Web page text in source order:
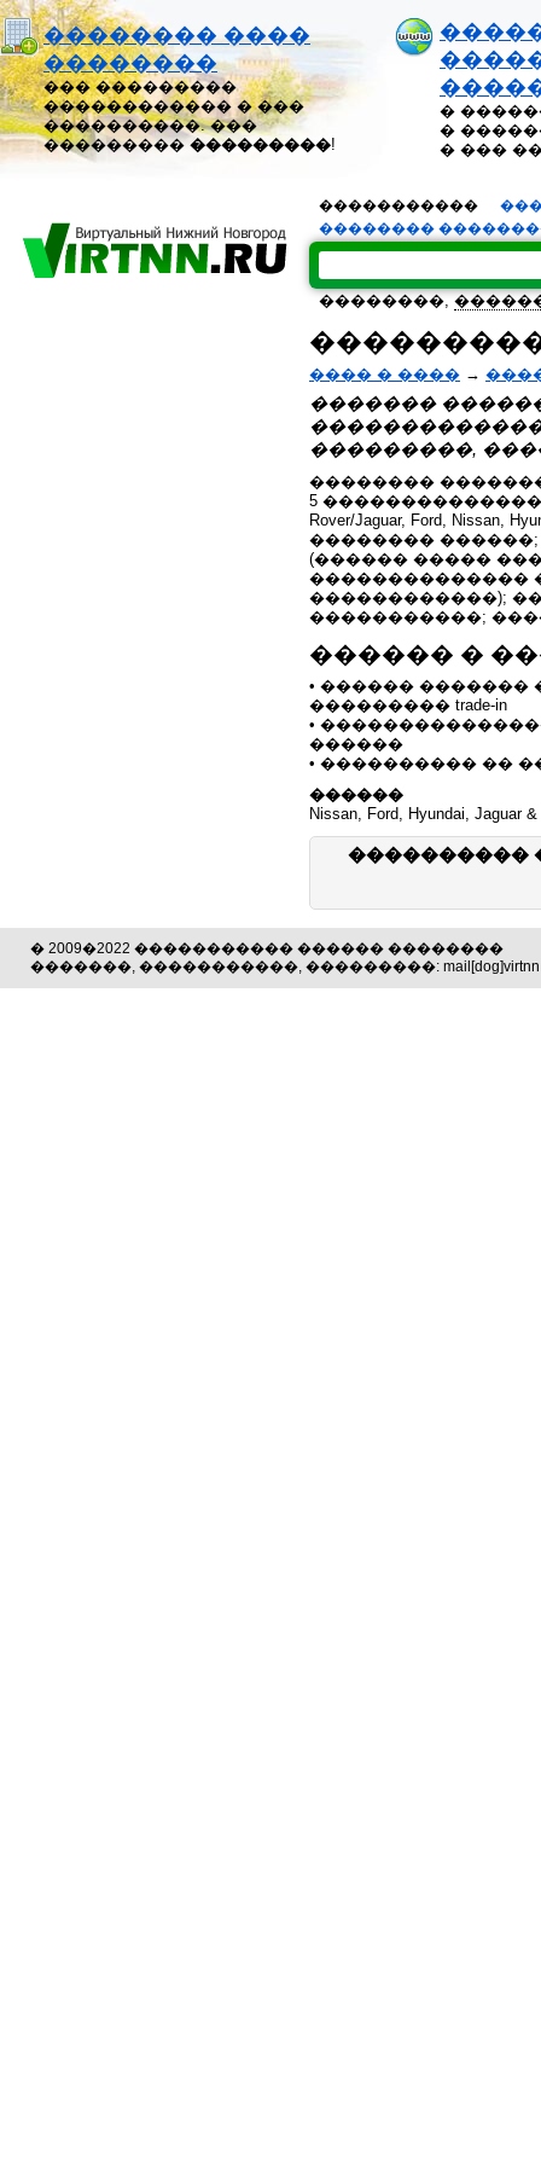
�������� ����
��������
��� ���������
������������ � ���
����������. ���
������������������!
�
�
� ���
�����������
��������
��������,
���� � ���� →
�������
���������,
��������
5
Rover/Jaguar, Ford, Nissan,
��������
(������ �����
��������������
������������);
�����������;
������ �
• ������
��������� trade-in
•
������
• ���������� ��
������
Nissan, Ford, Hyundai, Jaguar
����������
� 2009�2022 ����������� ������ ��������
�������, �����������, ���������: